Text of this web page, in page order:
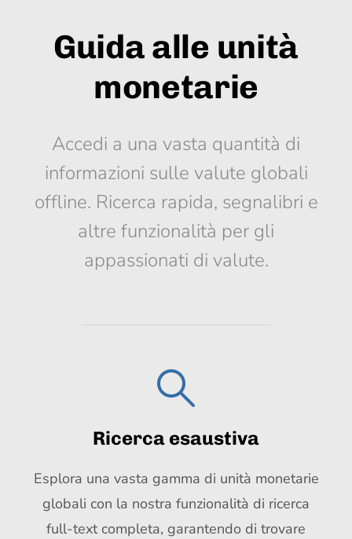
Guida alle unità
monetarie
Accedi a una vasta quantità di
informazioni sulle valute globali
offline. Ricerca rapida, segnalibri e
altre funzionalità per gli
appassionati di valute.
Ricerca esaustiva
Esplora una vasta gamma di unità monetarie
globali con la nostra funzionalità di ricerca
full-text completa, garantendo di trovare